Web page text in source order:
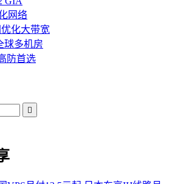
网络
化大带宽
球多机房
防首选
